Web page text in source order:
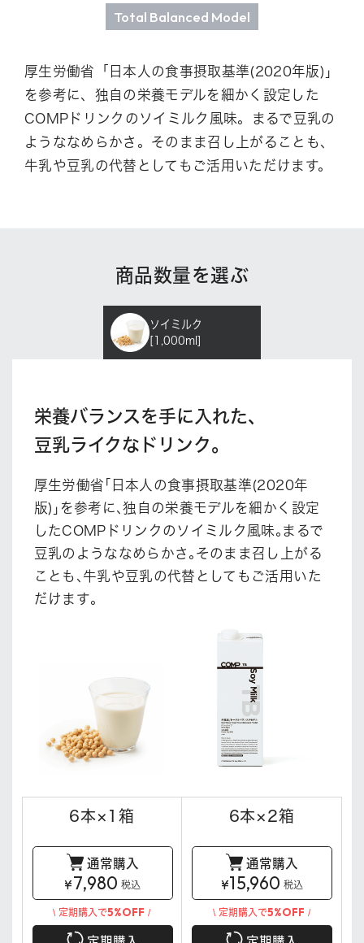
Total Balanced Model
厚生労働省「日本人の食事摂取基準(2020年版)」
を参考に、 独自の栄養モデルを細かく設定した
COMPドリンクのソイミルク風味。
まるで豆乳の
ようななめらかさ。そのまま召し上がることも、
牛乳や豆乳の代替としてもご活用いただけます。
商品数量を選ぶ
ソイミルク
[1,000ml]
栄養バランスを手に入れた､
豆乳ライクなドリンク｡
厚生労働省｢日本人の食事摂取基準(2020年
版)｣を参考に､独自の栄養モデルを細かく設定
したCOMPドリンクのソイミルク風味｡まるで
豆乳のようななめらかさ｡そのまま召し上がる
ことも､牛乳や豆乳の代替としてもご活用いた
だけます｡
6本×1箱
通常購入
¥7,980 税込
\ 定期購入で5%OFF /
6本×2箱
通常購入
¥15,960 税込
\ 定期購入で5%OFF /